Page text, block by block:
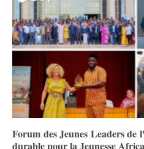
Forum des Jeunes Leaders de
durable pour la Jeunesse